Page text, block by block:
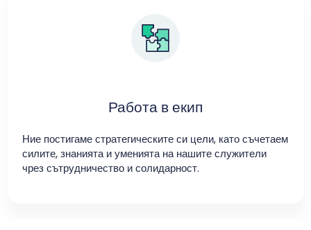
Работа в екип
Ние постигаме стратегическите си цели, като съчетаем
силите, знанията и уменията на нашите служители
чрез сътрудничество и солидарност.